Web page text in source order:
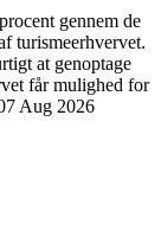
gennem de
turismeerhvervet.
at genoptage
får mulighed for
Aug 2026